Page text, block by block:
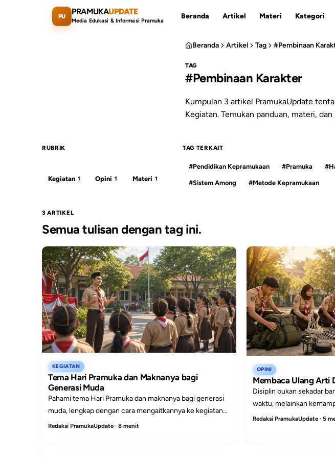
Lewati ke konten utama
PU PRAMUKAUPDATE
Media Edukasi & Informasi Pramuka
Beranda Artikel Materi Kategori
Beranda Artikel Tag #Pembinaan
TAG
#Pembinaan Karakter
Kumpulan 3 artikel PramukaUpdate
Kegiatan. Temukan panduan, materi,
RUBRIK
Kegiatan 1 Opini 1 Materi 1
TAG TERKAIT
#Pendidikan Kepramukaan #Pramuka
#Sistem Among #Metode Kepramukaan
3 ARTIKEL
Semua tulisan dengan tag ini.
KEGIATAN
Tema Hari Pramuka dan Maknanya bagi
Generasi Muda
Pahami tema Hari Pramuka dan maknanya bagi generasi
muda, lengkap dengan cara mengaitkannya ke kegiatan
sekolah, pembinaan karakter, dan program gugus depan.
Redaksi PramukaUpdate · 8 menit
OPINI
Membaca Ulang Arti
Disiplin bukan sekadar
waktu, melainkan
tidak ada yang
Redaksi PramukaUpdate · 5